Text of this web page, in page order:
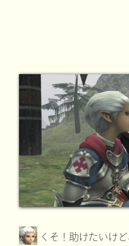
くそ！助けたいけ